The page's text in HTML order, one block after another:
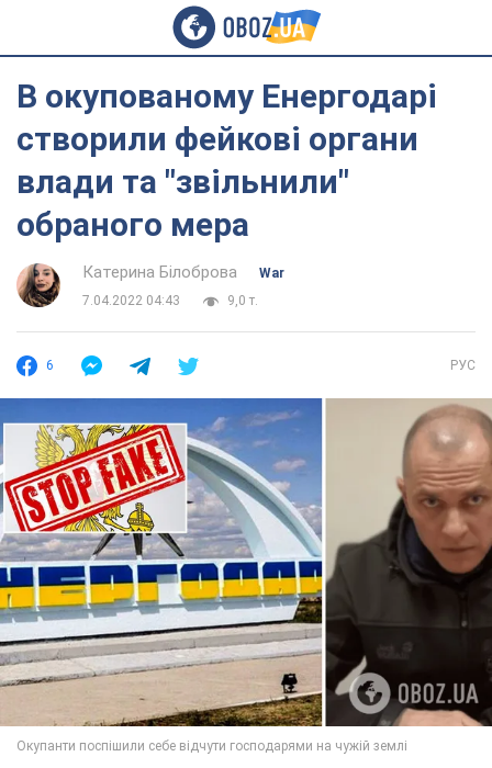
В окупованому Енергодарі
створили фейкові органи
влади та "звільнили"
обраного мера
Катерина Білоброва
War
7.04.2022 04:43
9,0 т.
6 РУС